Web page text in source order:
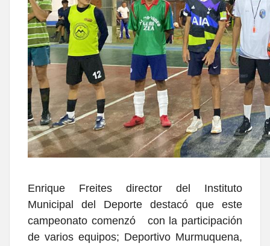
Enrique Freites director del Instituto
Municipal del Deporte destacó que este
campeonato comenzó con la participación
de varios equipos; Deportivo Murmuquena,